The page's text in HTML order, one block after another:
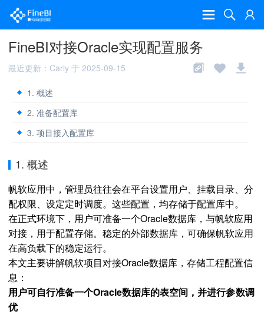
FineBI对接Oracle实现配置服务
最近更新：Carly 于 2025-09-15
1. 概述
2. 准备配置库
3. 项目接入配置库
1. 概述
帆软应用中，管理员往往会在平台设置用户、挂载目录、分
配权限、设定定时调度。这些配置，均存储于配置库中。
在正式环境下，用户可准备一个Oracle数据库，与帆软应用
对接，用于配置存储。稳定的外部数据库，可确保帆软应用
在高负载下的稳定运行。
本文主要讲解帆软项目对接Oracle数据库，存储工程配置信
息：
用户可自行准备一个Oracle数据库的表空间 ，并进行参数调
优